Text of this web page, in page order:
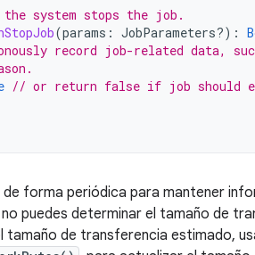
system stops the job.
(params : JobParameters?) :
record job-related data,
// or return false if job should
forma periódica para mantener
puedes determinar el tamaño de
de transferencia estimado,